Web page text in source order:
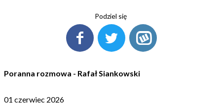
Podziel się
Poranna rozmowa - Rafał Siankowski
01 czerwiec 2026